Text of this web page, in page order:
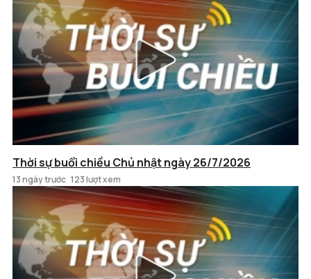
Thời sự buổi chiều Chủ nhật ngày 26/7/2026
13 ngày trước 123 lượt xem